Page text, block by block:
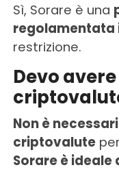
Sì, Sorare è una
regolamentata
restrizione.
Devo
Non è
criptovalute
Sorare è